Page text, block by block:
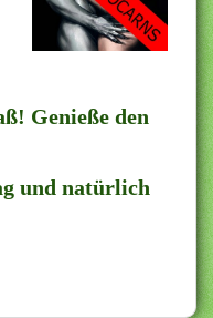
Genieße den
und natürlich